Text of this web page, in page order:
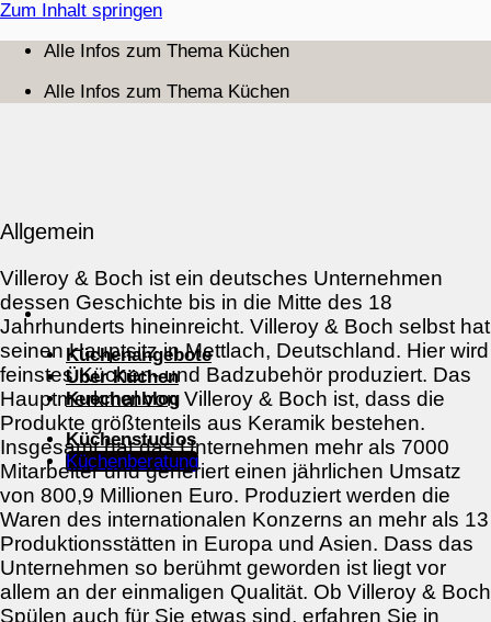
Zum Inhalt springen
Alle Infos zum Thema Küchen
Alle Infos zum Thema Küchen
Küchenangebote
Über Küchen
Kuechenblog
Küchenstudios
Küchenberatung
Allgemein
Villeroy & Boch ist ein deutsches Unternehmen
dessen Geschichte bis in die Mitte des 18
Jahrhunderts hineinreicht. Villeroy & Boch selbst hat
seinen Hauptsitz in Mettlach, Deutschland. Hier wird
feinstes Küchen- und Badzubehör produziert. Das
Hauptmerkmal von Villeroy & Boch ist, dass die
Produkte größtenteils aus Keramik bestehen.
Insgesamt hat das Unternehmen mehr als 7000
Mitarbeiter und generiert einen jährlichen Umsatz
von 800,9 Millionen Euro. Produziert werden die
Waren des internationalen Konzerns an mehr als 13
Produktionsstätten in Europa und Asien. Dass das
Unternehmen so berühmt geworden ist liegt vor
allem an der einmaligen Qualität. Ob Villeroy & Boch
Spülen auch für Sie etwas sind, erfahren Sie in